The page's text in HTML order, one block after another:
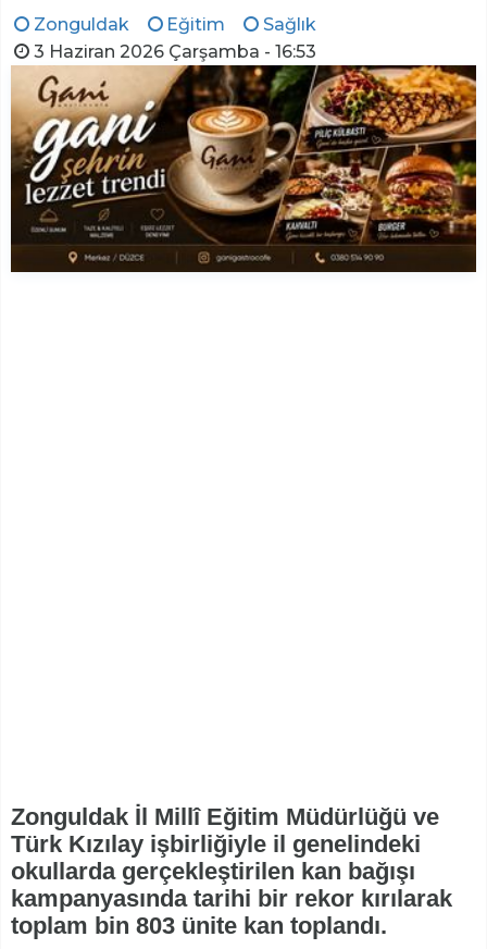
Zonguldak Eğitim
Sağlık
3 Haziran 2026 Çarşamba - 16:53
Zonguldak İl Millî Eğitim Müdürlüğü ve
Türk Kızılay işbirliğiyle il genelindeki
okullarda gerçekleştirilen kan bağışı
kampanyasında tarihi bir rekor kırılarak
toplam bin 803 ünite kan toplandı.